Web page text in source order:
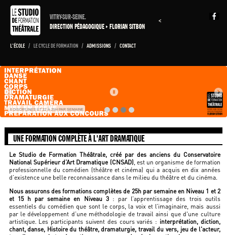
VITRY-SUR-SEINE.
DIRECTION PÉDAGOGIQUE FLORIAN SITBON
<
L'ÉCOLE / LE CYCLE DE FORMATION / ADMISSIONS / CONTACT
8 DISCIPLINES ET 22 À 25H PAR SEMAINE
UNE FORMATION COMPLÈTE À L'ART DRAMATIQUE
Le Studio de Formation Théâtrale, créé par des anciens du Conservatoire
National Supérieur d’Art Dramatique (CNSAD) , est un organisme de formation
professionnelle du comédien (théâtre et cinéma) qui a acquis en dix années
d’existence une belle reconnaissance dans le milieu du théâtre et du cinéma.
Nous assurons des formations complètes de 25h par semaine en Niveau 1 et 2
et 15 h par semaine en Niveau 3: par l’apprentissage des trois outils
essentiels du comédien que sont le corps, la voix et l’imaginaire, mais aussi
par le développement d’une méthodologie de travail ainsi que d'une culture
artistique. Les participants suivent des cours variés : interprétation, diction,
chant, danse, Histoire du théâtre, dramaturgie, travail du vers, jeu de l'acteur,